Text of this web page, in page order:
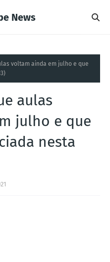
News
voltam ainda em julho e que
aulas
julho e que
nesta